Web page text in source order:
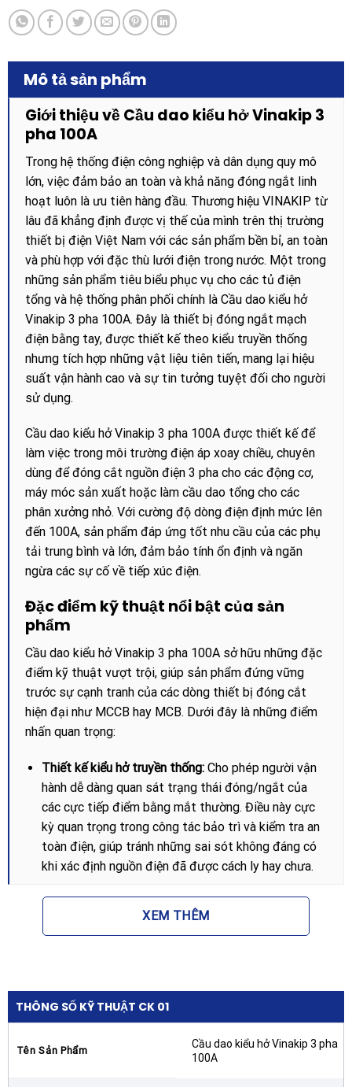
Mô tả sản phẩm
Giới thiệu về Cầu dao kiểu hở Vinakip 3
pha 100A
Trong hệ thống điện công nghiệp và dân dụng quy mô
lớn, việc đảm bảo an toàn và khả năng đóng ngắt linh
hoạt luôn là ưu tiên hàng đầu. Thương hiệu VINAKIP từ
lâu đã khẳng định được vị thế của mình trên thị trường
thiết bị điện Việt Nam với các sản phẩm bền bỉ, an toàn
và phù hợp với đặc thù lưới điện trong nước. Một trong
những sản phẩm tiêu biểu phục vụ cho các tủ điện
tổng và hệ thống phân phối chính là Cầu dao kiểu hở
Vinakip 3 pha 100A. Đây là thiết bị đóng ngắt mạch
điện bằng tay, được thiết kế theo kiểu truyền thống
nhưng tích hợp những vật liệu tiên tiến, mang lại hiệu
suất vận hành cao và sự tin tưởng tuyệt đối cho người
sử dụng.
Cầu dao kiểu hở Vinakip 3 pha 100A được thiết kế để
làm việc trong môi trường điện áp xoay chiều, chuyên
dùng để đóng cắt nguồn điện 3 pha cho các động cơ,
máy móc sản xuất hoặc làm cầu dao tổng cho các
phân xưởng nhỏ. Với cường độ dòng điện định mức lên
đến 100A, sản phẩm đáp ứng tốt nhu cầu của các phụ
tải trung bình và lớn, đảm bảo tính ổn định và ngăn
ngừa các sự cố về tiếp xúc điện.
Đặc điểm kỹ thuật nổi bật của sản
phẩm
Cầu dao kiểu hở Vinakip 3 pha 100A sở hữu những đặc
điểm kỹ thuật vượt trội, giúp sản phẩm đứng vững
trước sự cạnh tranh của các dòng thiết bị đóng cắt
hiện đại như MCCB hay MCB. Dưới đây là những điểm
nhấn quan trọng:
Thiết kế kiểu hở truyền thống:Cho phép người vận
hành dễ dàng quan sát trạng thái đóng/ngắt của
các cực tiếp điểm bằng mắt thường. Điều này cực
kỳ quan trọng trong công tác bảo trì và kiểm tra an
toàn điện, giúp tránh những sai sót không đáng có
khi xác định nguồn điện đã được cách ly hay chưa.
Vật liệu cách điện cao cấp:Đế của cầu dao được
làm từ vật liệu cách điện chịu nhiệt, chống cháy và
có độ bền cơ học cao. Điều này giúp thiết bị không
hiện tượng hồ quang điện.
Tiếp điểm đồng nguyên chất:Các lá đồng tiếp điểm
của Cầu dao kiểu hở Vinakip 3 pha 100A được gia
công từ đồng đỏ hoặc đồng vàng chất lượng cao,
XEM THÊM
THÔNG SỐ KỸ THUẬT CK 01
Tên Sản Phẩm
Cầu dao kiểu hở Vinakip 3 pha
100A